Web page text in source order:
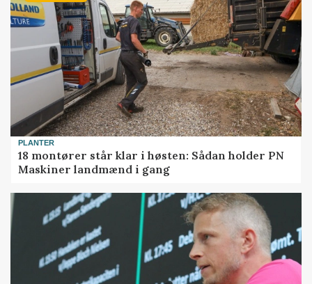
PLANTER
18 montører står klar i høsten: Sådan holder PN
Maskiner landmænd i gang